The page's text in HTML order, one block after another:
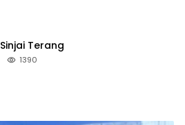
Terang
1390